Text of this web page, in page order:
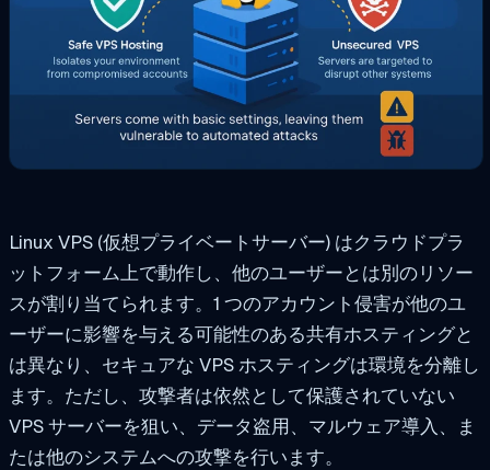
Linux VPS (仮想プライベートサーバー) はクラウドプラ
ットフォーム上で動作し、他のユーザーとは別のリソー
スが割り当てられます。1 つのアカウント侵害が他のユ
ーザーに影響を与える可能性のある共有ホスティングと
は異なり、セキュアな VPS ホスティングは環境を分離し
ます。ただし、攻撃者は依然として保護されていない
VPS サーバーを狙い、データ盗用、マルウェア導入、ま
たは他のシステムへの攻撃を行います。